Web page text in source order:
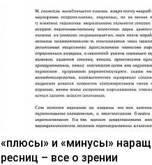
«плюсы» и «минусы»
ресниц – все о зрении